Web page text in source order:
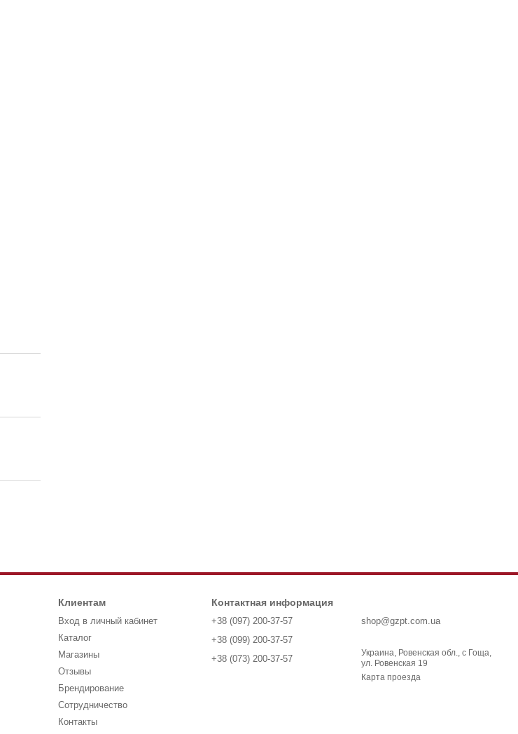
Клиентам
Вход в личный кабинет
Каталог
Магазины
Отзывы
Брендирование
Сотрудничество
Контакты
Контактная информация
+38 (097) 200-37-57
+38 (099) 200-37-57
+38 (073) 200-37-57
shop@gzpt.com.ua
Украина, Ровенская обл., с Гоща,
ул. Ровенская 19
Карта проезда